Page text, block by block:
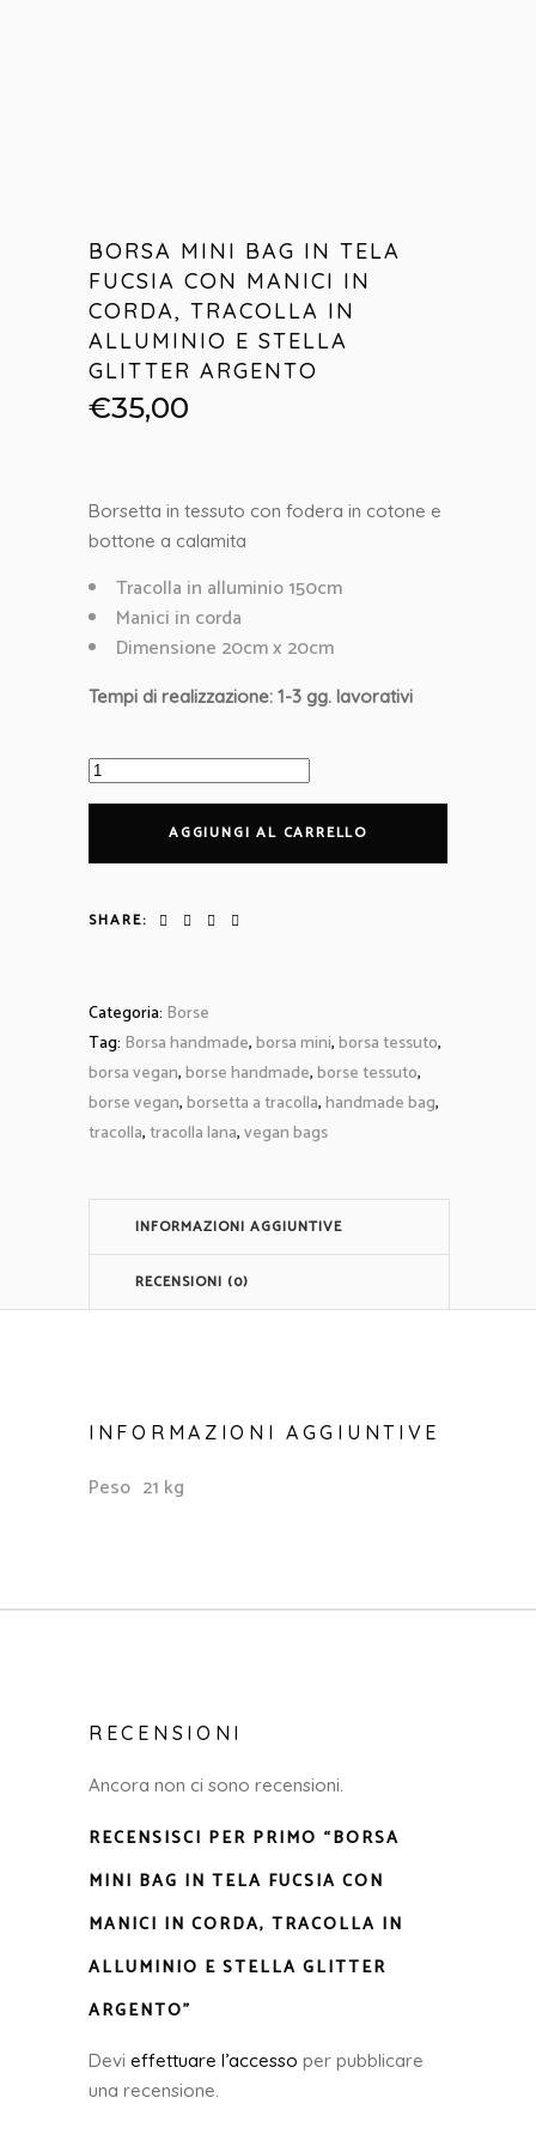
BORSA MINI BAG IN TELA
FUCSIA CON MANICI IN
CORDA, TRACOLLA IN
ALLUMINIO E STELLA
GLITTER ARGENTO
€35,00
Borsetta in tessuto con fodera in cotone e
bottone a calamita
Tracolla in alluminio 150cm
Manici in corda
Dimensione 20cm x 20cm
Tempi di realizzazione: 1-3 gg. lavorativi
Borsa
Mini
in
fucsia
in
corda,
tracolla
in
alluminio
glitter
argento
quantità
AGGIUNGI AL CARRELLO
SHARE:
Categoria: Borse
Tag: Borsa handmade,borsa mini,borsa tessuto,
borsa vegan,borse handmade,borse tessuto,
borse vegan,borsetta a tracolla,handmade bag,
tracolla,tracolla lana,vegan bags
INFORMAZIONI AGGIUNTIVE
RECENSIONI (0)
INFORMAZIONI AGGIUNTIVE
Peso 21 kg
RECENSIONI
Ancora non ci sono recensioni.
RECENSISCI PER PRIMO “BORSA
MINI BAG IN TELA FUCSIA CON
MANICI IN CORDA, TRACOLLA IN
ALLUMINIO E STELLA GLITTER
ARGENTO”
Devi effettuare l’accesso per pubblicare
una recensione.